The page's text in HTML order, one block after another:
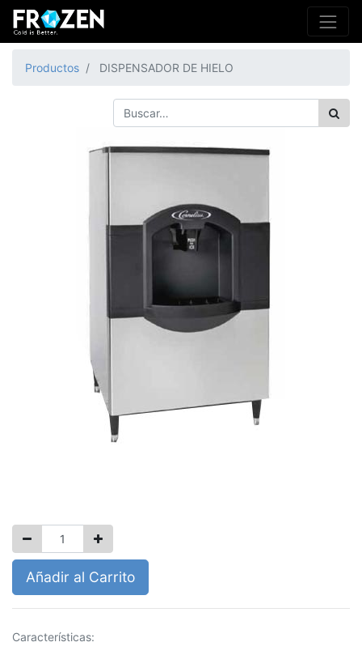
Productos DISPENSADOR DE HIELO
Añadir al Carrito
Características: